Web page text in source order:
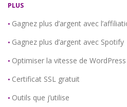
PLUS
• Gagnez plus d’argent avec
• Gagnez plus d’argent avec Spotify
• Optimiser la vitesse de WordPress
• Certificat SSL gratuit
• Outils que j’utilise